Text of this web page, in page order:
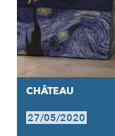
CHÂTEAU
27/05/2020